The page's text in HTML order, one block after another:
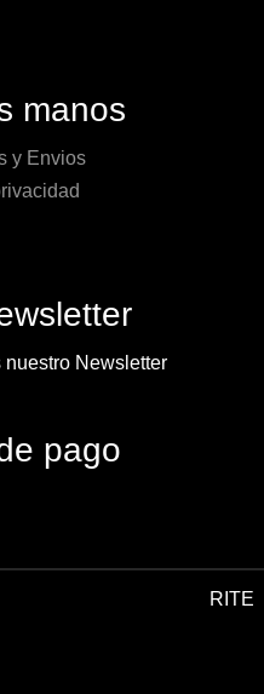
manos
y Envios
nuestro Newsletter
pago
RITE